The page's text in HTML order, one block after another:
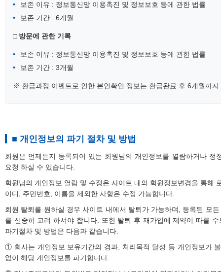
보존 이유 : 정보통신망 이용촉진 및 정보보호 등에 관한 법률
보존 기간 : 6개월
□ 방문에 관한 기록
보존 이유 : 정보통신망 이용촉진 및 정보보호 등에 관한 법률
보존 기간 : 3개월
※ 환급과정 이벤트로 인한 본인확인 정보는 환급완료 후 6개월까지
■ 개인정보의 파기 절차 및 방법
회원은 언제든지 등록되어 있는 회원님의 개인정보를 열람하거나 정
요청 하실 수 있습니다.
회원님의 개인정보 열람 및 수정은 사이트 내의 회원정보변경을 통해
이디, 주민번호, 이름을 제외한 사항은 수정 가능합니다.
회원 탈퇴를 원하실 경우 사이트 내에서 탈퇴가 가능하며, 등록된 모
를 신중히 고려 하셔야 합니다. 또한 탈퇴 후 재가입에 제약이 따를
파기절차 및 방법은 다음과 같습니다.
① 회사는 개인정보 보유기간의 경과, 처리목적 달성 등 개인정보가
없이 해당 개인정보를 파기합니다.